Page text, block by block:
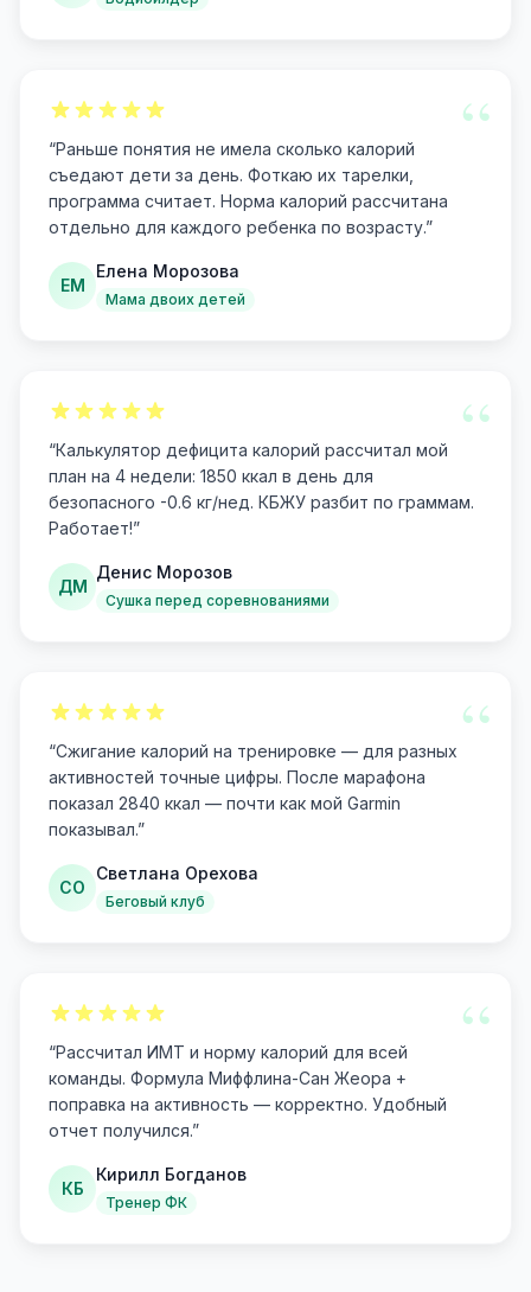
“
“Раньше понятия не имела сколько калорий
съедают дети за день. Фоткаю их тарелки,
программа считает. Норма калорий рассчитана
отдельно для каждого ребенка по возрасту.”
ЕМ
Елена Морозова
Мама двоих детей
“
“Калькулятор дефицита калорий рассчитал мой
план на 4 недели: 1850 ккал в день для
безопасного -0.6 кг/нед. КБЖУ разбит по граммам.
Работает!”
ДМ
Денис Морозов
Сушка перед соревнованиями
“
“Сжигание калорий на тренировке — для разных
активностей точные цифры. После марафона
показал 2840 ккал — почти как мой Garmin
показывал.”
СО
Светлана Орехова
Беговый клуб
“
“Рассчитал ИМТ и норму калорий для всей
команды. Формула Миффлина-Сан Жеора +
поправка на активность — корректно. Удобный
отчет получился.”
КБ
Кирилл Богданов
Тренер ФК